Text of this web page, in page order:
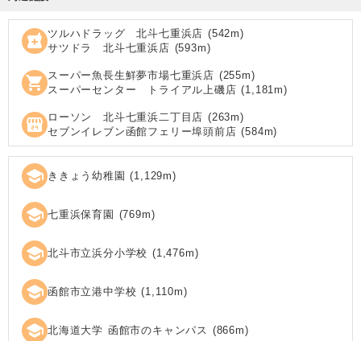
local_pharmacy ツルハドラッグ 北斗七重浜店 (542m)
サツドラ 北斗七重浜店 (593m)
shopping_cart スーパー魚長生鮮夢市場七重浜店 (255m)
スーパーセンター トライアル上磯店 (1,181m)
local_convenience_store ローソン 北斗七重浜二丁目店 (263m)
セブンイレブン函館フェリー埠頭前店 (584m)
school ききょう幼稚園 (1,129m)
school 七重浜保育園 (769m)
school 北斗市立浜分小学校 (1,476m)
school 函館市立港中学校 (1,110m)
school 北海道大学 函館市のキャンパス (866m)